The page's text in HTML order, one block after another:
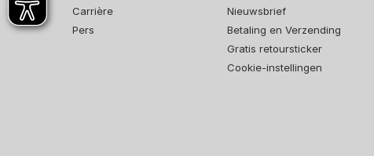
Carrière
Pers
Nieuwsbrief
Betaling en Verzending
Gratis retoursticker
Cookie-instellingen